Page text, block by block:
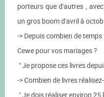
porteurs que d'autres ,
un gros boom d'avril à
-> Depuis combien de
Cewe pour vos mariages ?
" Je propose ces livres
-> Combien de livres
" Je dois réaliser environ